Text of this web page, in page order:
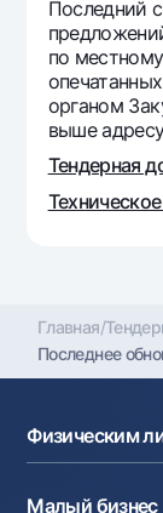
Последний
по
органом
выше
Тендерная
Главная/
Последнее
Физическим
Малый бизнес